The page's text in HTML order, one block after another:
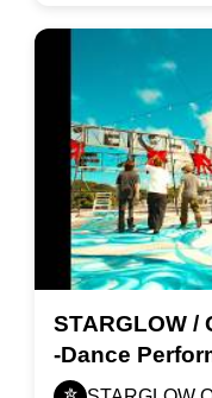
STARGLOW /
-Dance